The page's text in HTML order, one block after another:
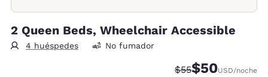
2 Queen Beds, Wheelchair Accessible
4 huéspedes No fumador
Tarifa tachada:
$55Tarifa reducida:
$50USD/noche